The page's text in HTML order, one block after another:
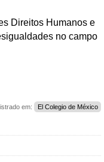
Direitos Humanose
no campo
em: El Colegio de México